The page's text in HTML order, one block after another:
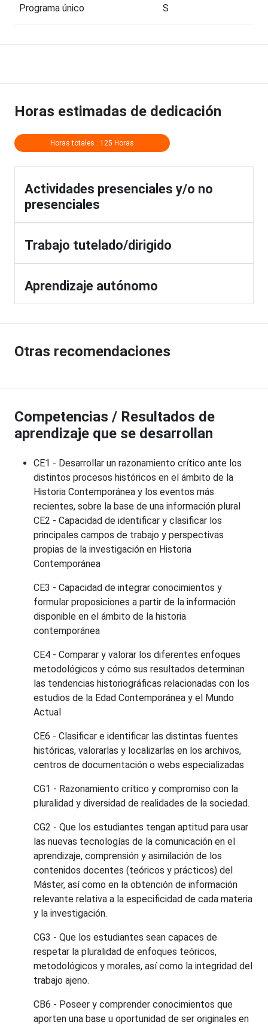
Programa único S
Horas estimadas de dedicación
Horas totales : 125 Horas
Actividades presenciales y/o no
presenciales
Trabajo tutelado/dirigido
Aprendizaje autónomo
Otras recomendaciones
Competencias / Resultados de
aprendizaje que se desarrollan
CE1 - Desarrollar un razonamiento crítico ante los
distintos procesos históricos en el ámbito de la
Historia Contemporánea y los eventos más
recientes, sobre la base de una información plural
CE2 - Capacidad de identificar y clasificar los
principales campos de trabajo y perspectivas
propias de la investigación en Historia
Contemporánea
CE3 - Capacidad de integrar conocimientos y
formular proposiciones a partir de la información
disponible en el ámbito de la historia
contemporánea
CE4 - Comparar y valorar los diferentes enfoques
metodológicos y cómo sus resultados determinan
las tendencias historiográficas relacionadas con los
estudios de la Edad Contemporánea y el Mundo
Actual
CE6 - Clasificar e identificar las distintas fuentes
históricas, valorarlas y localizarlas en los archivos,
centros de documentación o webs especializadas
CG1 - Razonamiento crítico y compromiso con la
pluralidad y diversidad de realidades de la sociedad.
CG2 - Que los estudiantes tengan aptitud para usar
las nuevas tecnologías de la comunicación en el
aprendizaje, comprensión y asimilación de los
contenidos docentes (teóricos y prácticos) del
Máster, así como en la obtención de información
relevante relativa a la especificidad de cada materia
y la investigación.
CG3 - Que los estudiantes sean capaces de
respetar la pluralidad de enfoques teóricos,
metodológicos y morales, así como la integridad del
trabajo ajeno.
CB6 - Poseer y comprender conocimientos que
aporten una base u oportunidad de ser originales en